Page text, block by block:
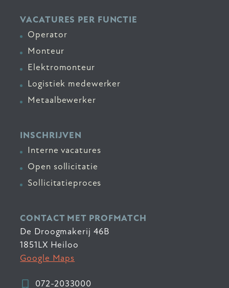
VACATURES PER FUNCTIE
Operator
Monteur
Elektromonteur
Logistiek medewerker
Metaalbewerker
INSCHRIJVEN
Interne vacatures
Open sollicitatie
Sollicitatieproces
CONTACT MET PROFMATCH
De Droogmakerij 46B
1851LX Heiloo
Google Maps
072-2033000